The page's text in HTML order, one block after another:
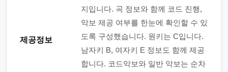
제공정보
지입니다. 곡 정보와 함께 코드 진행,
악보 제공 여부를 한눈에 확인할 수 있
도록 구성했습니다. 원키는 C입니다.
남자키 B, 여자키 E 정보도 함께 제공
합니다. 코드악보와 일반 악보는 순차